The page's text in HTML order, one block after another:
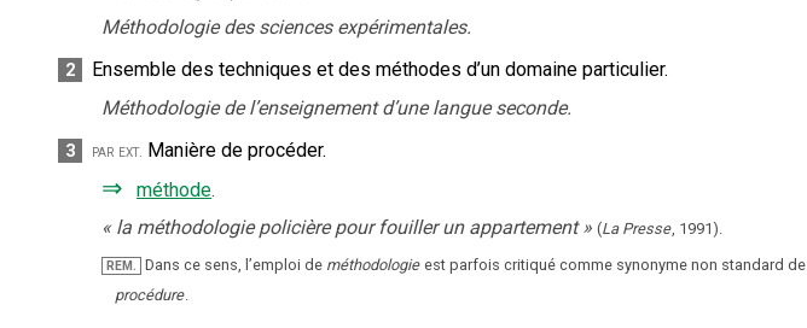
Méthodologie des sciences expérimentales.
2
Ensemble des techniques et des méthodes d’un domaine particulier.
Méthodologie de l’enseignement d’une langue seconde.
3 par ext. Manière de procéder.
⇒ méthode.
« la méthodologie policière pour fouiller un appartement » (La Presse 1991).
REM. Dans ce sens, l’emploi de méthodologie est parfois critiqué comme synonyme non standard de
procédure